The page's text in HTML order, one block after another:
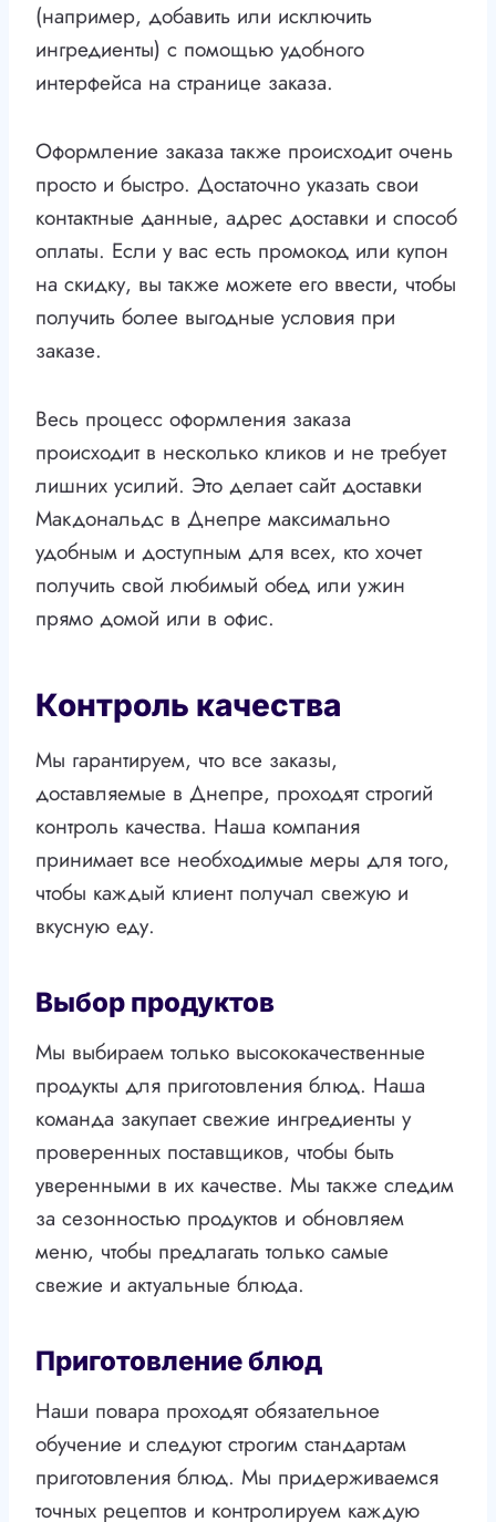
(например, добавить или исключить
ингредиенты) с помощью удобного
интерфейса на странице заказа.
Оформление заказа также происходит очень
просто и быстро. Достаточно указать свои
контактные данные, адрес доставки и способ
оплаты. Если у вас есть промокод или купон
на скидку, вы также можете его ввести, чтобы
получить более выгодные условия при
заказе.
Весь процесс оформления заказа
происходит в несколько кликов и не требует
лишних усилий. Это делает сайт доставки
Макдональдс в Днепре максимально
удобным и доступным для всех, кто хочет
получить свой любимый обед или ужин
прямо домой или в офис.
Контроль качества
Мы гарантируем, что все заказы,
доставляемые в Днепре, проходят строгий
контроль качества. Наша компания
принимает все необходимые меры для того,
чтобы каждый клиент получал свежую и
вкусную еду.
Выбор продуктов
Мы выбираем только высококачественные
продукты для приготовления блюд. Наша
команда закупает свежие ингредиенты у
проверенных поставщиков, чтобы быть
уверенными в их качестве. Мы также следим
за сезонностью продуктов и обновляем
меню, чтобы предлагать только самые
свежие и актуальные блюда.
Приготовление блюд
Наши повара проходят обязательное
обучение и следуют строгим стандартам
приготовления блюд. Мы придерживаемся
точных рецептов и контролируем каждую